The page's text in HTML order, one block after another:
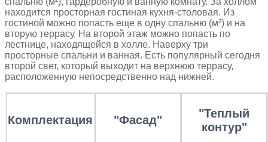
находится просторная гостиная кухня-столовая. Из
гостиной можно попасть еще в одну спальню (м²) и на
вторую террасу. На второй этаж можно попасть по
лестнице, находящейся в холле. Наверху три
просторные спальни и ванная. Есть популярный сегодня
второй свет, который выходит на верхнюю террасу,
расположенную непосредственно над нижней.
Комплектация "Фасад"
"Теплый
контур"